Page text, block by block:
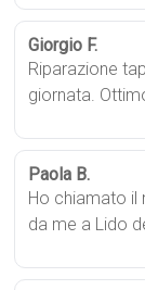
Giorgio F.
Riparazione
giornata.
Paola B.
Ho chiamato il
da me a Lido